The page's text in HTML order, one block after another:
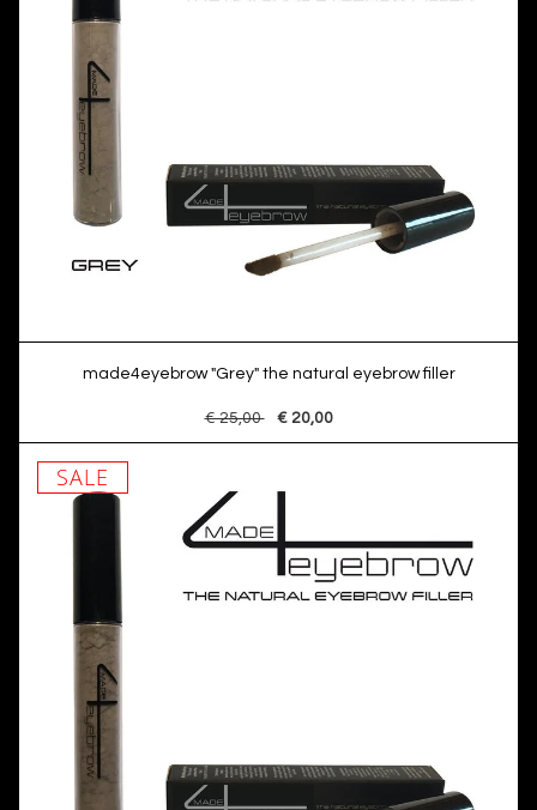
made4eyebrow "Grey" the natural eyebrow filler
€ 25,00 € 20,00
SALE